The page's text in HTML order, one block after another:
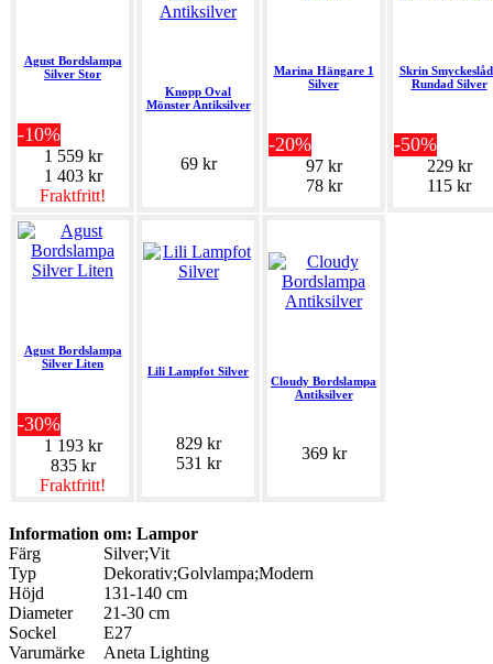
Agust Bordslampa
Silver Stor
-10%
1 559 kr
1 403 kr
Fraktfritt!
Knopp Oval
Mönster Antiksilver
69 kr
Marina Hängare 1
Silver
-20%
97 kr
78 kr
Skrin
Rundad Silver
-50%
229 kr
115 kr
Agust Bordslampa
Silver Liten
-30%
1 193 kr
835 kr
Fraktfritt!
Lili Lampfot Silver
829 kr
531 kr
Cloudy Bordslampa
Antiksilver
369 kr
Information om: Lampor
Färg
Silver;Vit
Typ
Dekorativ;Golvlampa;Modern
Höjd
131-140 cm
Diameter
21-30 cm
Sockel
E27
Varumärke
Aneta Lighting